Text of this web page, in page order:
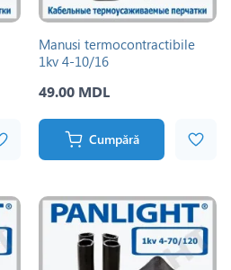
Manusi termocontractibile
1kv 4-10/16
49.00 MDL
Cumpără